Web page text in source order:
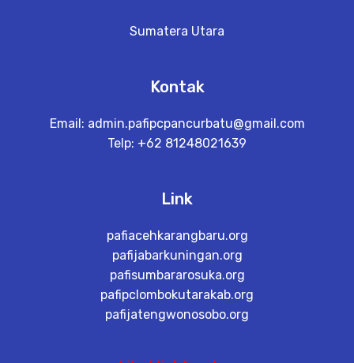
Sumatera Utara
Kontak
Email: admin.pafipcpancurbatu@gmail.com
Telp: +62 81248021639
Link
pafiacehkarangbaru.org
pafijabarkuningan.org
pafisumbararosuka.org
pafipclombokutarakab.org
pafijatengwonosobo.org